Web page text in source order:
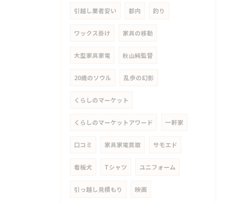
引越し業者安い 都内 釣り
ワックス掛け 家具の移動
大型家具家電 秋山純監督
20歳のソウル 乱歩の幻影
くらしのマーケット
くらしのマーケットアワード 一軒家
口コミ 家具家電買取 サモエド
看板犬 Tシャツ ユニフォーム
引っ越し見積もり 映画